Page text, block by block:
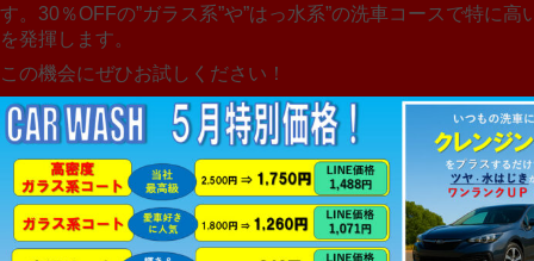
す。30％OFFの”ガラス系”や”はっ水系”の洗車コースで特に高
を発揮します。
この機会にぜひお試しください！